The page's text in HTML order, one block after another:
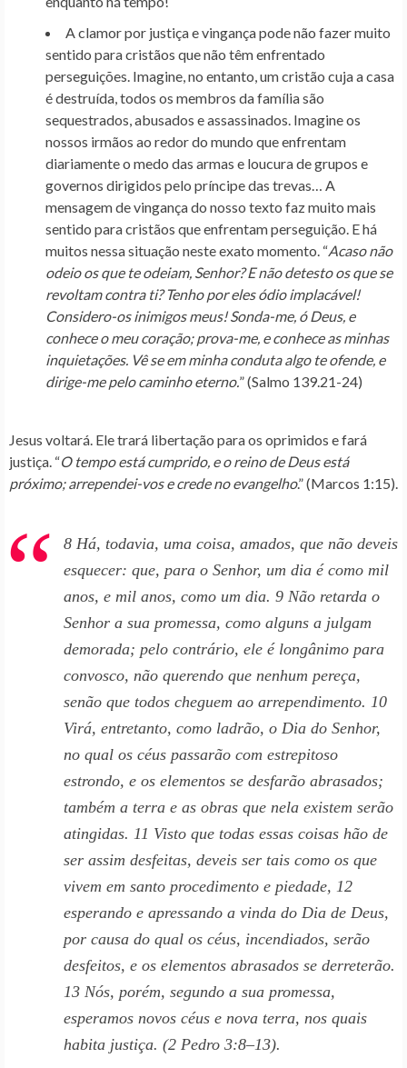
A clamor por justiça e vingança pode não fazer muito
sentido para cristãos que não têm enfrentado
perseguições. Imagine, no entanto, um cristão cuja a casa
é destruída, todos os membros da família são
sequestrados, abusados e assassinados. Imagine os
nossos irmãos ao redor do mundo que enfrentam
diariamente o medo das armas e loucura de grupos e
governos dirigidos pelo príncipe das trevas… A
mensagem de vingança do nosso texto faz muito mais
sentido para cristãos que enfrentam perseguição. E há
muitos nessa situação neste exato momento. “Acaso não
odeio os que te odeiam, Senhor?E não detesto os que se
revoltam contra ti?Tenho por eles ódio implacável!
Considero-os inimigos meus!Sonda-me, ó Deus, e
conhece o meu coração;prova-me, e conhece as minhas
inquietações. Vê se em minha conduta algo te ofende, e
dirige-me pelo caminho eterno.” (Salmo 139.21-24)
Jesus voltará. Ele trará libertação para os oprimidos e fará
justiça. “O tempo está cumprido, e o reino de Deus está
próximo; arrependei-vos e crede no evangelho.” (Marcos 1:15).
8 Há, todavia, uma coisa, amados, que não deveis
esquecer: que, para o Senhor, um dia é como mil
anos, e mil anos, como um dia. 9 Não retarda o
Senhor a sua promessa, como alguns a julgam
demorada; pelo contrário, ele é longânimo para
convosco, não querendo que nenhum pereça,
senão que todos cheguem ao arrependimento. 10
Virá, entretanto, como ladrão, o Dia do Senhor,
no qual os céus passarão com estrepitoso
estrondo, e os elementos se desfarão abrasados;
também a terra e as obras que nela existem serão
atingidas. 11 Visto que todas essas coisas hão de
ser assim desfeitas, deveis ser tais como os que
vivem em santo procedimento e piedade, 12
esperando e apressando a vinda do Dia de Deus,
por causa do qual os céus, incendiados, serão
desfeitos, e os elementos abrasados se derreterão.
13 Nós, porém, segundo a sua promessa,
esperamos novos céus e nova terra, nos quais
habita justiça. (2 Pedro 3:8–13).